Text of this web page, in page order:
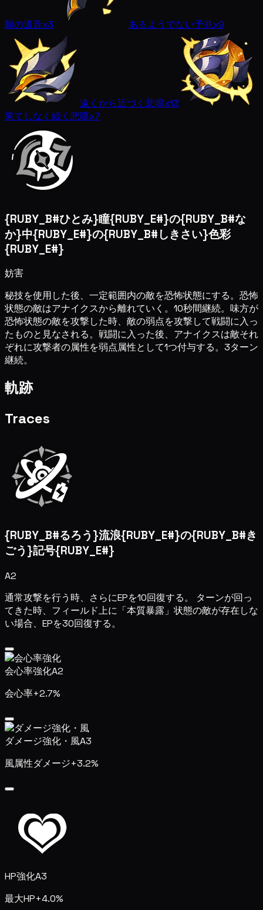
願の遺音x3 あるようでない予兆x9
遠くから近づく悲鳴x13
果てしなく続く悲嘆x7
{RUBY_B#ひとみ}瞳{RUBY_E#}の{RUBY_B#な
か}中{RUBY_E#}の{RUBY_B#しきさい}色彩
{RUBY_E#}
妨害
秘技を使用した後、一定範囲内の敵を恐怖状態にする。恐怖
状態の敵はアナイクスから離れていく。10秒間継続。味方が
恐怖状態の敵を攻撃した時、敵の弱点を攻撃して戦闘に入っ
たものと見なされる。戦闘に入った後、アナイクスは敵それ
ぞれに攻撃者の属性を弱点属性として1つ付与する。3ターン
継続。
軌跡
Traces
{RUBY_B#るろう}流浪{RUBY_E#}の{RUBY_B#き
ごう}記号{RUBY_E#}
A2
通常攻撃を行う時、さらにEPを10回復する。 ターンが回っ
てきた時、フィールド上に「本質暴露」状態の敵が存在しな
い場合、EPを30回復する。
会心率強化A2
会心率+2.7%
ダメージ強化・風A3
風属性ダメージ+3.2%
HP強化A3
最大HP+4.0%